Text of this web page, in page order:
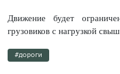
Движение будет
грузовиков с нагрузкой
#дороги